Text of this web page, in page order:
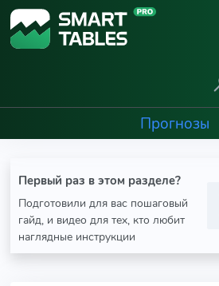
Прогнозы
Первый раз в этом разделе?
Подготовили для вас пошаговый
гайд, и видео для тех, кто любит
наглядные инструкции